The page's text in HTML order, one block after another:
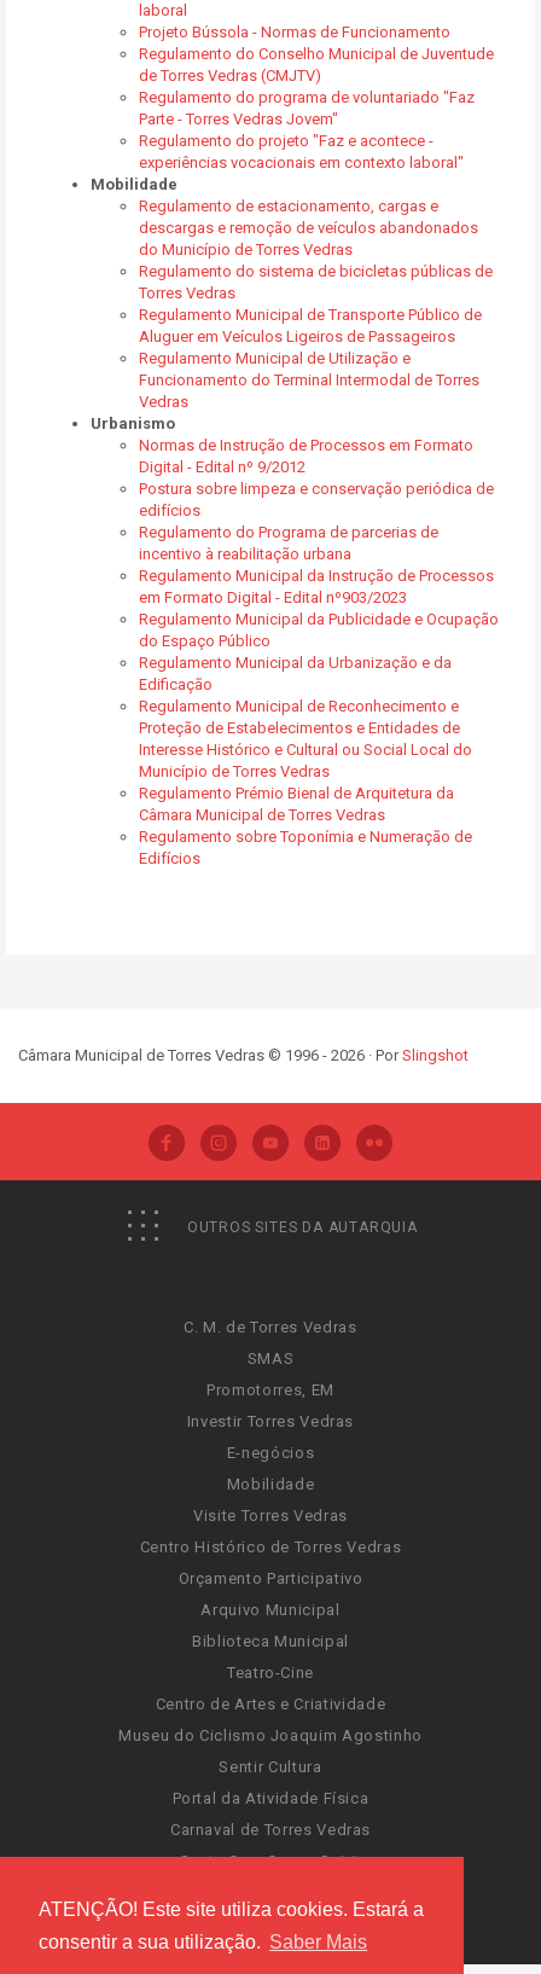
ATENÇÃO! Este site utiliza cookies. Estará a
consentir a sua utilização. Saber Mais
laboral
Projeto Bússola - Normas de Funcionamento
Regulamento do Conselho Municipal de Juventude
de Torres Vedras (CMJTV)
Regulamento do programa de voluntariado "Faz
Parte - Torres Vedras Jovem"
Regulamento do projeto "Faz e acontece -
experiências vocacionais em contexto laboral"
Mobilidade
Regulamento de estacionamento, cargas e
descargas e remoção de veículos abandonados
do Município de Torres Vedras
Regulamento do sistema de bicicletas públicas de
Torres Vedras
Regulamento Municipal de Transporte Público de
Aluguer em Veículos Ligeiros de Passageiros
Regulamento Municipal de Utilização e
Funcionamento do Terminal Intermodal de Torres
Vedras
Urbanismo
Normas de Instrução de Processos em Formato
Digital - Edital nº 9/2012
Postura sobre limpeza e conservação periódica de
edifícios
Regulamento do Programa de parcerias de
incentivo à reabilitação urbana
Regulamento Municipal da Instrução de Processos
em Formato Digital - Edital nº903/2023
Regulamento Municipal da Publicidade e Ocupação
do Espaço Público
Regulamento Municipal da Urbanização e da
Edificação
Regulamento Municipal de Reconhecimento e
Proteção de Estabelecimentos e Entidades de
Interesse Histórico e Cultural ou Social Local do
Município de Torres Vedras
Regulamento Prémio Bienal de Arquitetura da
Câmara Municipal de Torres Vedras
Regulamento sobre Toponímia e Numeração de
Edifícios
Câmara Municipal de Torres Vedras © 1996 - 2026 · PorSlingshot
OUTROS SITES DA AUTARQUIA
C. M. de Torres Vedras
SMAS
Promotorres, EM
Investir Torres Vedras
E-negócios
Mobilidade
Visite Torres Vedras
Centro Histórico de Torres Vedras
Orçamento Participativo
Arquivo Municipal
Biblioteca Municipal
Teatro-Cine
Centro de Artes e Criatividade
Museu do Ciclismo Joaquim Agostinho
Sentir Cultura
Portal da Atividade Física
Carnaval de Torres Vedras
Santa Cruz Ocean Spirit